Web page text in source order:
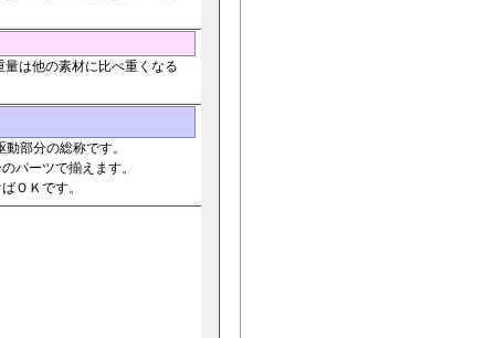
は他の素材に比べ重くなる
部分の総称です。
パーツで揃えます。
ＯＫです。